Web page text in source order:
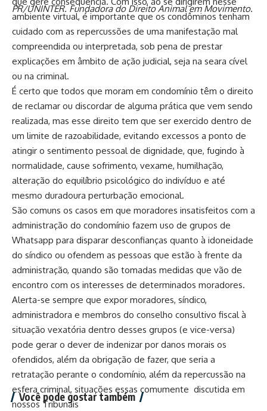
ambiente virtual, é importante que os condôminos tenham
cuidado com as repercussões de uma manifestação mal
compreendida ou interpretada, sob pena de prestar
explicações em âmbito de ação judicial, seja na seara cível
ou na criminal.
É certo que todos que moram em condomínio têm o direito
de reclamar ou discordar de alguma prática que vem sendo
realizada, mas esse direito tem que ser exercido dentro de
um limite de razoabilidade, evitando excessos a ponto de
atingir o sentimento pessoal de dignidade, que, fugindo à
normalidade, cause sofrimento, vexame, humilhação,
alteração do equilíbrio psicológico do indivíduo e até
mesmo duradoura perturbação emocional.
São comuns os casos em que moradores insatisfeitos com a
administração do condomínio fazem uso de grupos de
Whatsapp para disparar desconfianças quanto à idoneidade
do síndico ou ofendem as pessoas que estão à frente da
administração, quando são tomadas medidas que vão de
encontro com os interesses de determinados moradores.
Alerta-se sempre que expor moradores, síndico,
administradora e membros do conselho consultivo fiscal à
situação vexatória dentro desses grupos (e vice-versa)
pode gerar o dever de indenizar por danos morais os
ofendidos, além da obrigação de fazer, que seria a
retratação perante o condomínio, além da repercussão na
esfera criminal, situações essas comumente discutida em
nossos Tribunais
PR/UNINTER. Fundadora do Direito Animal em Movimento.
Você pode gostar também